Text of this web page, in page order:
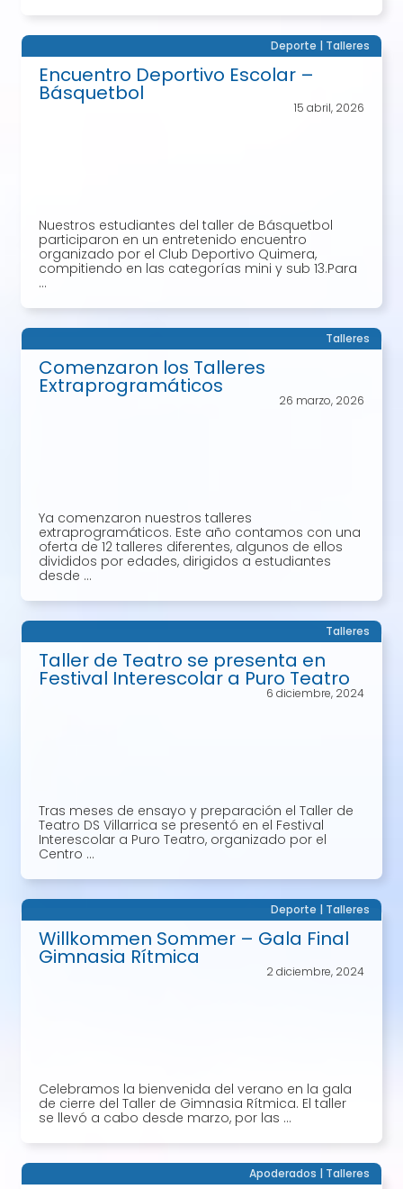
Deporte | Talleres
Encuentro Deportivo Escolar –
Básquetbol
15 abril, 2026
Nuestros estudiantes del taller de Básquetbol
participaron en un entretenido encuentro
organizado por el Club Deportivo Quimera,
compitiendo en las categorías mini y sub 13.Para
...
Talleres
Comenzaron los Talleres
Extraprogramáticos
26 marzo, 2026
Ya comenzaron nuestros talleres
extraprogramáticos. Este año contamos con una
oferta de 12 talleres diferentes, algunos de ellos
divididos por edades, dirigidos a estudiantes
desde ...
Talleres
Taller de Teatro se presenta en
Festival Interescolar a Puro Teatro
6 diciembre, 2024
Tras meses de ensayo y preparación el Taller de
Teatro DS Villarrica se presentó en el Festival
Interescolar a Puro Teatro, organizado por el
Centro ...
Deporte | Talleres
Willkommen Sommer – Gala Final
Gimnasia Rítmica
2 diciembre, 2024
Celebramos la bienvenida del verano en la gala
de cierre del Taller de Gimnasia Rítmica. El taller
se llevó a cabo desde marzo, por las ...
Apoderados | Talleres